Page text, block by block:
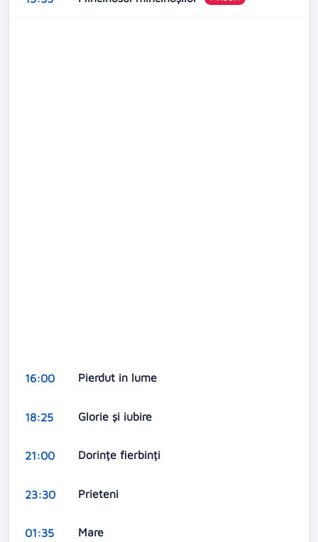
16:00 Pierdut in lume
18:25 Glorie și iubire
21:00 Dorințe fierbinți
23:30 Prieteni
01:35 Mare